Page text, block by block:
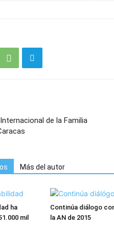
de la Familia
Más del autor
ha
mil
Continúa diálogo
la AN de 2015